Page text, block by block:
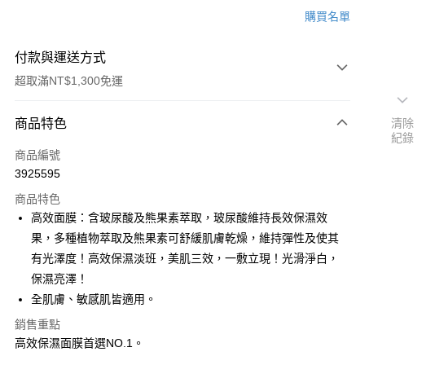
購買名單
付款與運送方式
超取滿NT$1,300免運
付款方式
信用卡一次付款
3 期 0 利率 每期 NT$460 21家銀行
合作金庫商業銀行
第一商業銀行
華南商業銀行
彰化商業銀行
國泰世華商業銀行
臺灣中小企業銀行
匯豐（台灣）商業銀行
聯邦商業銀行
超商取貨付款
Apple Pay
街口支付
商品特色
商品編號
3925595
商品特色
高效面膜：含玻尿酸及熊果素萃取，玻尿酸維持長效保濕效
果，多種植物萃取及熊果素可舒緩肌膚乾燥，維持彈性及使其
有光澤度！高效保濕淡班，美肌三效，一敷立現！光滑淨白，
保濕亮澤！
全肌膚、敏感肌皆適用。
銷售重點
高效保濕面膜首選NO.1。
清除
紀錄